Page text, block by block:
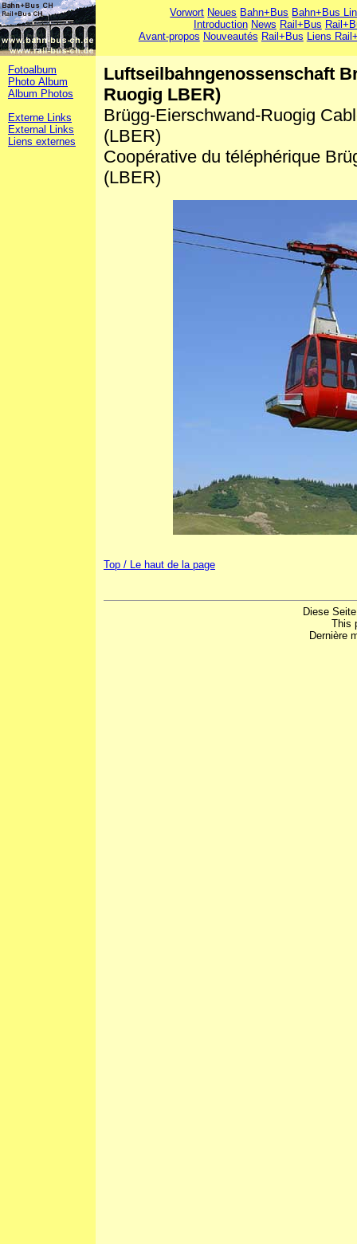
Vorwort Neues Bahn+Bus Bahn+Bus
Introduction News Rail+Bus
Avant-propos Nouveautés Rail+Bus Liens
Fotoalbum
Photo Album
Album Photos
Externe Links
External Links
Liens externes
Luftseilbahngenossenschaft
Ruogig LBER)
Brügg-Eierschwand-Ruogig
(LBER)
Coopérative du téléphérique
(LBER)
Top / Le haut de la page
Diese
This
Dernière